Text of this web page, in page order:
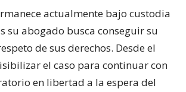
actualmente bajo custodia
su abogado busca conseguir su
de sus derechos. Desde el
el caso para continuar con
en libertad a la espera del